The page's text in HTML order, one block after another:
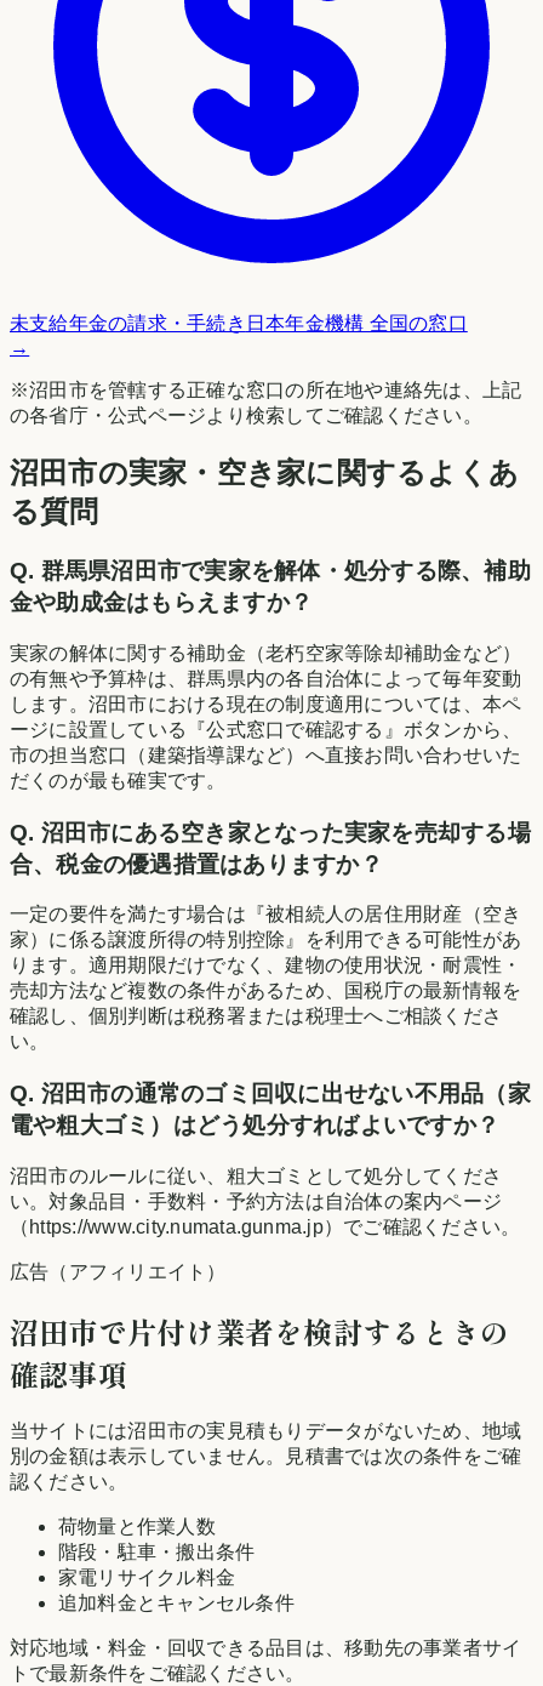
未支給年金の請求・手続き 日本年金機構 全国の窓口
→
※沼田市を管轄する正確な窓口の所在地や連絡先は、上記
の各省庁・公式ページより検索してご確認ください。
沼田市の実家・空き家に関するよくあ
る質問
Q. 群馬県沼田市で実家を解体・処分する際、補助
金や助成金はもらえますか？
実家の解体に関する補助金（老朽空家等除却補助金など）
の有無や予算枠は、群馬県内の各自治体によって毎年変動
します。沼田市における現在の制度適用については、本ペ
ージに設置している『公式窓口で確認する』ボタンから、
市の担当窓口（建築指導課など）へ直接お問い合わせいた
だくのが最も確実です。
Q. 沼田市にある空き家となった実家を売却する場
合、税金の優遇措置はありますか？
一定の要件を満たす場合は『被相続人の居住用財産（空き
家）に係る譲渡所得の特別控除』を利用できる可能性があ
ります。適用期限だけでなく、建物の使用状況・耐震性・
売却方法など複数の条件があるため、国税庁の最新情報を
確認し、個別判断は税務署または税理士へご相談くださ
い。
Q. 沼田市の通常のゴミ回収に出せない不用品（家
電や粗大ゴミ）はどう処分すればよいですか？
沼田市のルールに従い、粗大ゴミとして処分してくださ
い。対象品目・手数料・予約方法は自治体の案内ページ
（https://www.city.numata.gunma.jp）でご確認ください。
広告（アフィリエイト）
沼田市で片付け業者を検討するときの
確認事項
当サイトには沼田市の実見積もりデータがないため、地域
別の金額は表示していません。見積書では次の条件をご確
認ください。
荷物量と作業人数
階段・駐車・搬出条件
家電リサイクル料金
追加料金とキャンセル条件
対応地域・料金・回収できる品目は、移動先の事業者サイ
トで最新条件をご確認ください。